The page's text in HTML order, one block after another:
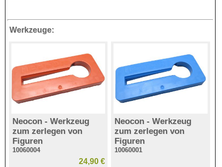
Werkzeuge:
Neocon - Werkzeug
zum zerlegen von
Figuren
10060004
24,90 €
Neocon - Werkzeug
zum zerlegen von
Figuren
10060001